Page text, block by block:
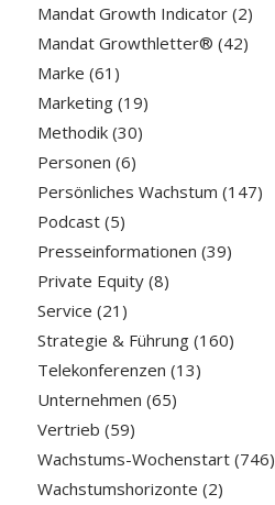
Mandat Growth Indicator(2)
Mandat Growthletter® (42)
Marke (61)
Marketing(19)
Methodik(30)
Personen (6)
Persönliches Wachstum (147)
Podcast(5)
Presseinformationen (39)
Private Equity(8)
Service (21)
Strategie & Führung(160)
Telekonferenzen (13)
Unternehmen (65)
Vertrieb (59)
Wachstums-Wochenstart(746)
Wachstumshorizonte (2)